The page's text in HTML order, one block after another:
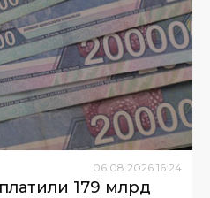
06 08 2026 16:24
179 млрд